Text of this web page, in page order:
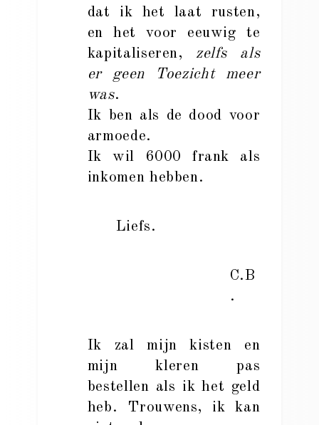
dat ik het laat rusten,
en het voor eeuwig te
kapitaliseren, zelfs als
er geen Toezicht meer
was.
Ik ben als de dood voor
armoede.
Ik wil 6000 frank als
inkomen hebben.
Liefs.
C.B
.
Ik zal mijn kisten en
mijn kleren pas
bestellen als ik het geld
heb. Trouwens, ik kan